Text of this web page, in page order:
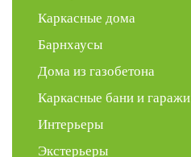
Каркасные дома
Барнхаусы
Дома из газобетона
Каркасные бани и гаражи
Интерьеры
Экстерьеры